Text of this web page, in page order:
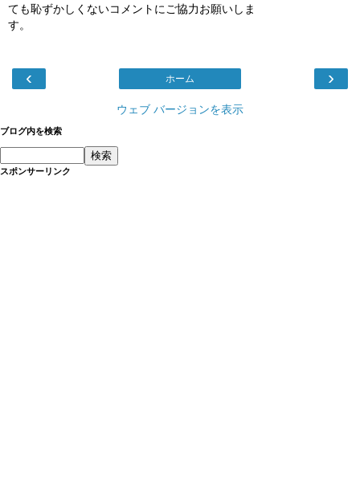
ても恥ずかしくないコメントにご協力お願いしま
す。
‹ ›
ホーム
ウェブ バージョンを表示
ブログ内を検索
スポンサーリンク